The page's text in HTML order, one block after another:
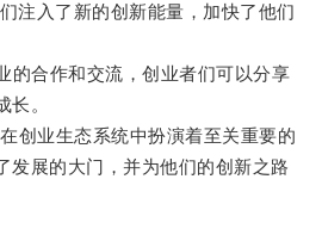
注入了新的创新能量，加快了他们
合作和交流，创业者们可以分享
长。
业生态系统中扮演着至关重要的
发展的大门，并为他们的创新之路